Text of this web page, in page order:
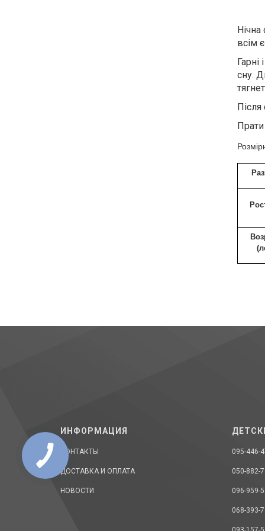
всім
сну.
Після
Прати
ИНФОРМАЦИЯ
КОНТАКТЫ
ДОСТАВКА И ОПЛАТА
НОВОСТИ
095-446-
050-882-
096-959-
068-393-